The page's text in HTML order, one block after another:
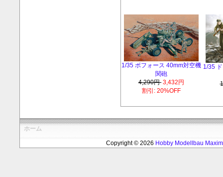
1/35 ボフォース 40mm対空機
関砲
4,290円 3,432円
割引: 20%OFF
1/35
ホーム
Copyright © 2026 Hobby Modellbau